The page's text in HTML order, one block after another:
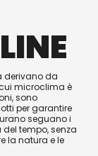
derivano da
microclima è
sono
per garantire
seguano i
tempo, senza
la natura e le